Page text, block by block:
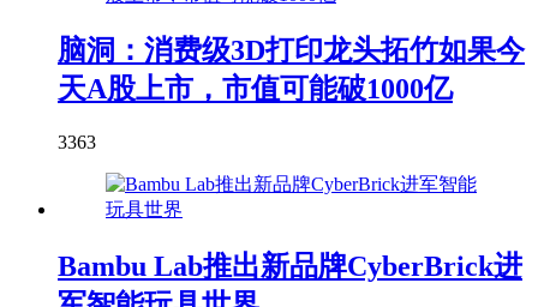
脑洞：消费级3D打印龙头拓竹如果今
天A股上市，市值可能破1000亿
3363
Bambu Lab推出新品牌CyberBrick进